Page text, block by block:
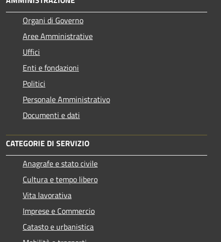
Organi di Governo
Aree Amministrative
Uffici
Enti e fondazioni
Politici
Personale Amministrativo
Documenti e dati
CATEGORIE DI SERVIZIO
Anagrafe e stato civile
Cultura e tempo libero
Vita lavorativa
Imprese e Commercio
Catasto e urbanistica